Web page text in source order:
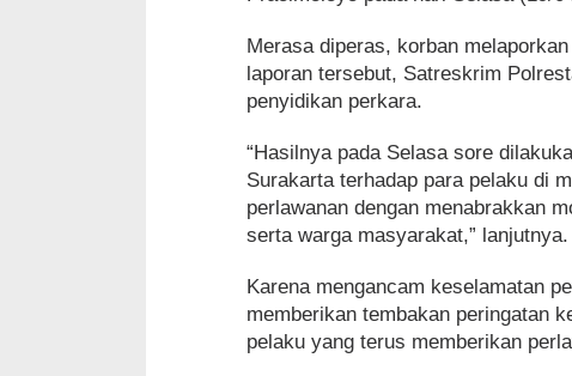
Merasa diperas, korban
laporan tersebut, Satreskrim
penyidikan perkara.
“Hasilnya pada Selasa sore
Surakarta terhadap para pelaku di
perlawanan dengan menabrakkan
serta warga masyarakat,” lanjutnya.
Karena mengancam keselamatan
memberikan tembakan peringatan
pelaku yang terus memberikan